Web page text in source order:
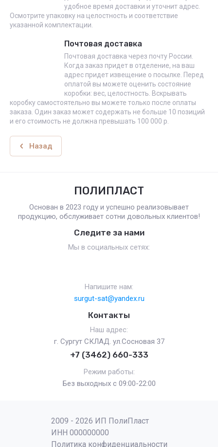
удобное время доставки и уточнит адрес.
Осмотрите упаковку на целостность и соответствие
указанной комплектации.
Почтовая доставка
Почтовая доставка через почту России.
Когда заказ придет в отделение, на ваш
адрес придет извещение о посылке. Перед
оплатой вы можете оценить состояние
коробки: вес, целостность. Вскрывать
коробку самостоятельно вы можете только после оплаты
заказа. Один заказ может содержать не больше 10 позиций
и его стоимость не должна превышать 100 000 р.
Назад
ПОЛИПЛАСТ
Основан в 2023 году и успешно реализовывает
продукцию, обслуживает сотни довольных клиентов!
Следите за нами
Мы в социальных сетях:
Напишите нам:
surgut-sat@yandex.ru
Контакты
Наш адрес:
г. Сургут СКЛАД. ул.Сосновая 37
+7 (3462) 660-333
Режим работы:
Без выходных с 09:00-22:00
2009 - 2026 ИП ПолиПласт
ИНН 000000000
Политика конфиденциальности